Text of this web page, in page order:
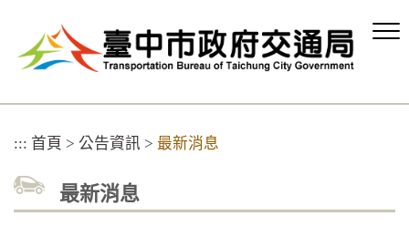
容
::: 首頁 > 公告資訊 > 最新消息
最新消息